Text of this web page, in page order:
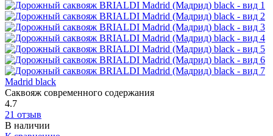
Madrid black
Саквояж современного содержания
4.7
21 отзыв
В наличии